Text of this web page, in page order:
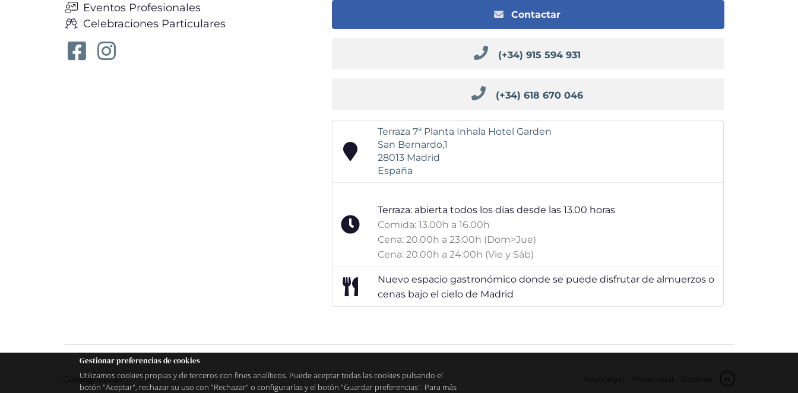
Eventos Profesionales
Celebraciones Particulares
Contactar
(+34) 915 594 931
(+34) 618 670 046
Terraza 7ª Planta Inhala Hotel Garden
San Bernardo,1
28013 Madrid
España
Terraza: abierta todos los días desde las 13.00 horas
Comida: 13.00h a 16.00h
Cena: 20.00h a 23:00h (Dom>Jue)
Cena: 20.00h a 24:00h (Vie y Sáb)
Nuevo espacio gastronómico donde se puede disfrutar de almuerzos o
cenas bajo el cielo de Madrid
Copyright 2026 Aviso legal Privacidad Cookies es
Gestionar preferencias de cookies
Utilizamos cookies propias y de terceros con fines analíticos. Puede aceptar todas las cookies pulsando el
botón "Aceptar", rechazar su uso con "Rechazar" o configurarlas y el botón "Guardar preferencias". Para más